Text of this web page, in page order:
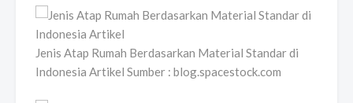
Jenis Atap Rumah Berdasarkan Material Standar di
Indonesia Artikel Sumber : blog.spacestock.com